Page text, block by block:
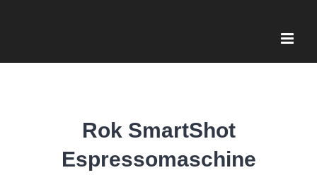
Rok SmartShot
Espressomaschine